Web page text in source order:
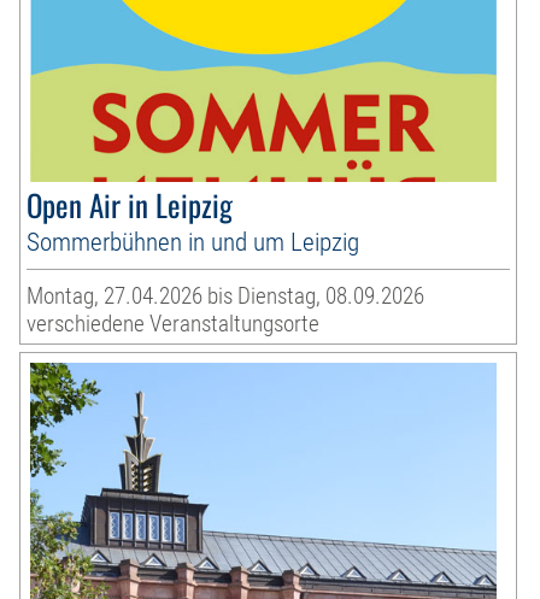
Open Air in Leipzig
Sommerbühnen in und um Leipzig
Montag, 27.04.2026 bis Dienstag, 08.09.2026
verschiedene Veranstaltungsorte